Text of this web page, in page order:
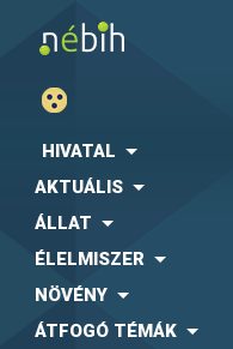
HIVATAL
AKTUÁLIS
ÁLLAT
ÉLELMISZER
NÖVÉNY
ÁTFOGÓ TÉMÁK